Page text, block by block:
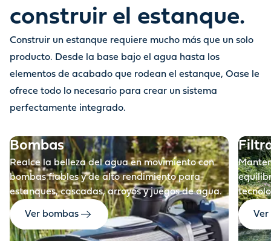
Antes
construir el estanque.
Construir un estanque requiere mucho más que un solo
producto. Desde la base bajo el agua hasta los
elementos de acabado que rodean el estanque, Oase le
ofrece todo lo necesario para crear un sistema
perfectamente integrado.
Bombas
Realce la belleza del agua en movimiento con
bombas fiables y de alto rendimiento para
estanques, cascadas, arroyos y juegos de agua.
Ver bombas